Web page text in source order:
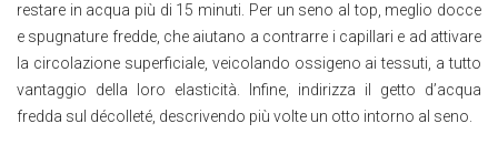
restare in acqua più di 15 minuti. Per un seno al top, meglio docce
e spugnature fredde, che aiutano a contrarre i capillari e ad attivare
la circolazione superficiale, veicolando ossigeno ai tessuti, a tutto
vantaggio della loro elasticità. Infine, indirizza il getto d’acqua
fredda sul décolleté, descrivendo più volte un otto intorno al seno.